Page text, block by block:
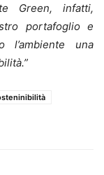
Green, infatti,
portafoglio e
l’ambiente una